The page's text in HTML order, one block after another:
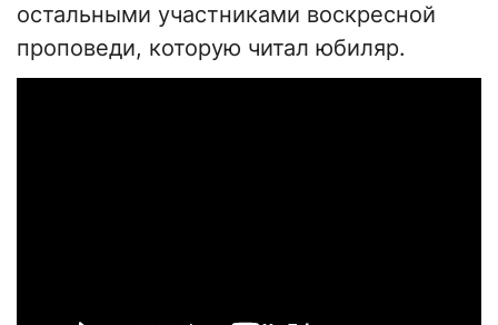
остальными участниками воскресной
проповеди, которую читал юбиляр.